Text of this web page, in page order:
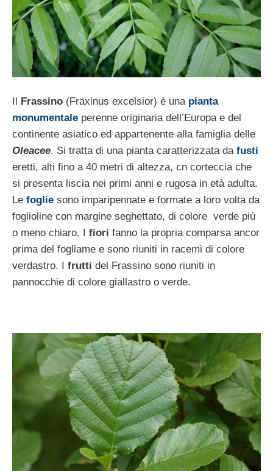
Il Frassino (Fraxinus excelsior) è una pianta
monumentale perenne originaria dell’Europa e del
continente asiatico ed appartenente alla famiglia delle
Oleacee. Si tratta di una pianta caratterizzata da fusti
eretti, alti fino a 40 metri di altezza, cn corteccia che
si presenta liscia nei primi anni e rugosa in età adulta.
Le foglie sono imparipennate e formate a loro volta da
foglioline con margine seghettato, di colore verde più
o meno chiaro. I fiori fanno la propria comparsa ancor
prima del fogliame e sono riuniti in racemi di colore
verdastro. I frutti del Frassino sono riuniti in
pannocchie di colore giallastro o verde.